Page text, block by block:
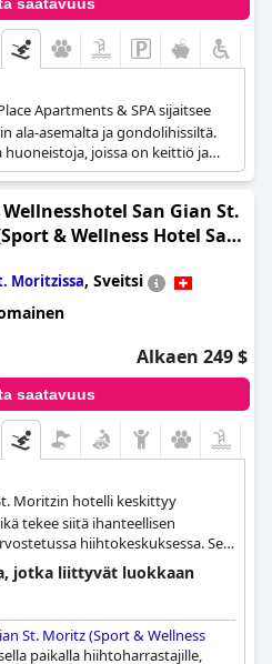
saatavuus
Apartments & SPA sijaitsee
ala-asemalta ja gondolihissiltä.
huoneistoja, joissa on keittiö ja
pääsy hiihtämään ja
San Gian St.
& Wellness Hotel San
Moritzissa, Sveitsi
Alkaen 249 $
saatavuus
Moritzin hotelli keskittyy
tekee siitä ihanteellisen
hiihtokeskuksessa. Se
hiihtäjiä ja niitä, jotka
jälkeen.
jotka liittyvät luokkaan
St. Moritz (Sport & Wellness
paikalla hiihtoharrastajille,